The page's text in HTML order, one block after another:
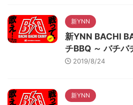
新YNN
新YNN BACHI
チBBQ ～ バチバ
2019/8/24
新YNN